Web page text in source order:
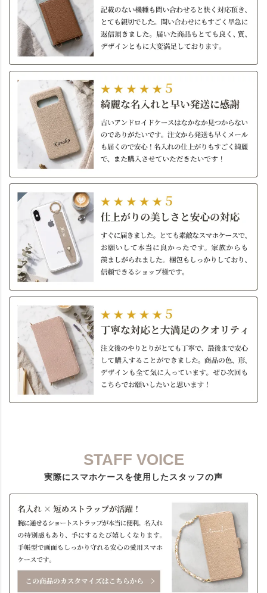
STAFF VOICE
実際にスマホケースを使用したスタッフの声